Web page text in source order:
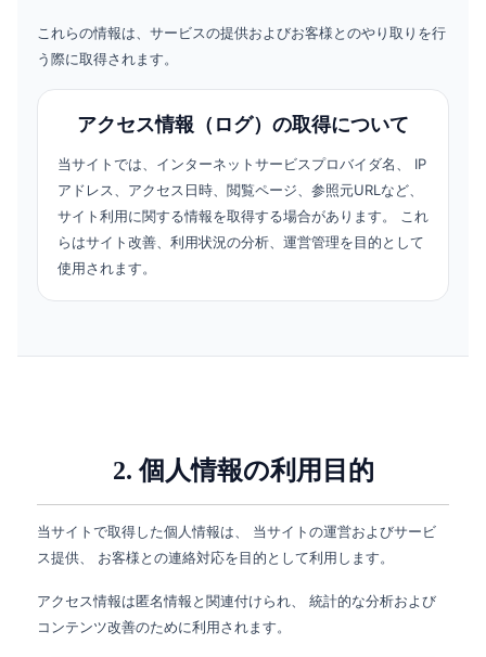
これらの情報は、サービスの提供およびお客様とのやり取りを行
う際に取得されます。
アクセス情報（ログ）の取得について
当サイトでは、インターネットサービスプロバイダ名、 IP
アドレス、アクセス日時、閲覧ページ、参照元URLなど、
サイト利用に関する情報を取得する場合があります。 これ
らはサイト改善、利用状況の分析、運営管理を目的として
使用されます。
2. 個人情報の利用目的
当サイトで取得した個人情報は、 当サイトの運営およびサービ
ス提供、 お客様との連絡対応を目的として利用します。
アクセス情報は匿名情報と関連付けられ、 統計的な分析および
コンテンツ改善のために利用されます。